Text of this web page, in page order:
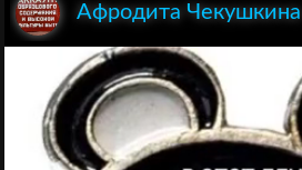
Афродита Чекушкина